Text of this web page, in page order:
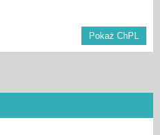
Pokaż ChPL